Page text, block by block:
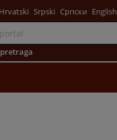
Hrvatski Srpski Српски English